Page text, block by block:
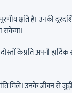
क्षति है। उनकी
सकेगा।
के प्रति अपनी
मिले। उनके जीवन से